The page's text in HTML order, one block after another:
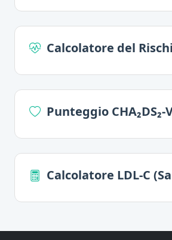
Calcolatore del
Punteggio CHA₂DS₂-
Calcolatore LDL-C